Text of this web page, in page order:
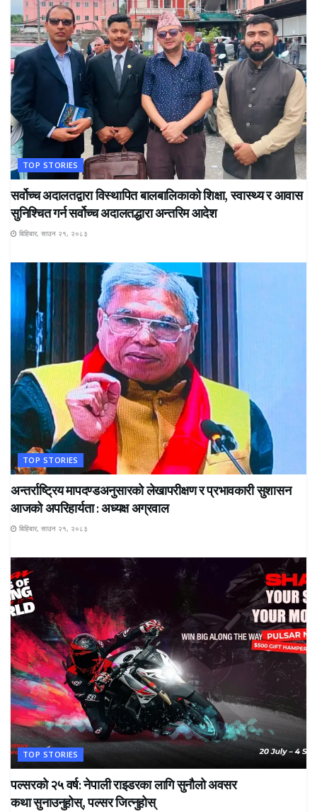
TOP STORIES
सर्वोच्च अदालतद्वारा विस्थापित बालबालिकाको शिक्षा, स्वास्थ्य र आवास
सुनिश्चित गर्न सर्वोच्च अदालतद्धारा अन्तरिम आदेश
बिहिबार, साउन २१, २०८३
TOP STORIES
अन्तर्राष्ट्रिय मापदण्डअनुसारको लेखापरीक्षण र प्रभावकारी सुशासन
आजको अपरिहार्यता : अध्यक्ष अग्रवाल
बिहिबार, साउन २१, २०८३
TOP STORIES
पल्सरको २५ वर्ष: नेपाली राइडरका लागि सुनौलो अवसर
कथा सुनाउनुहोस्, पल्सर जित्नुहोस्